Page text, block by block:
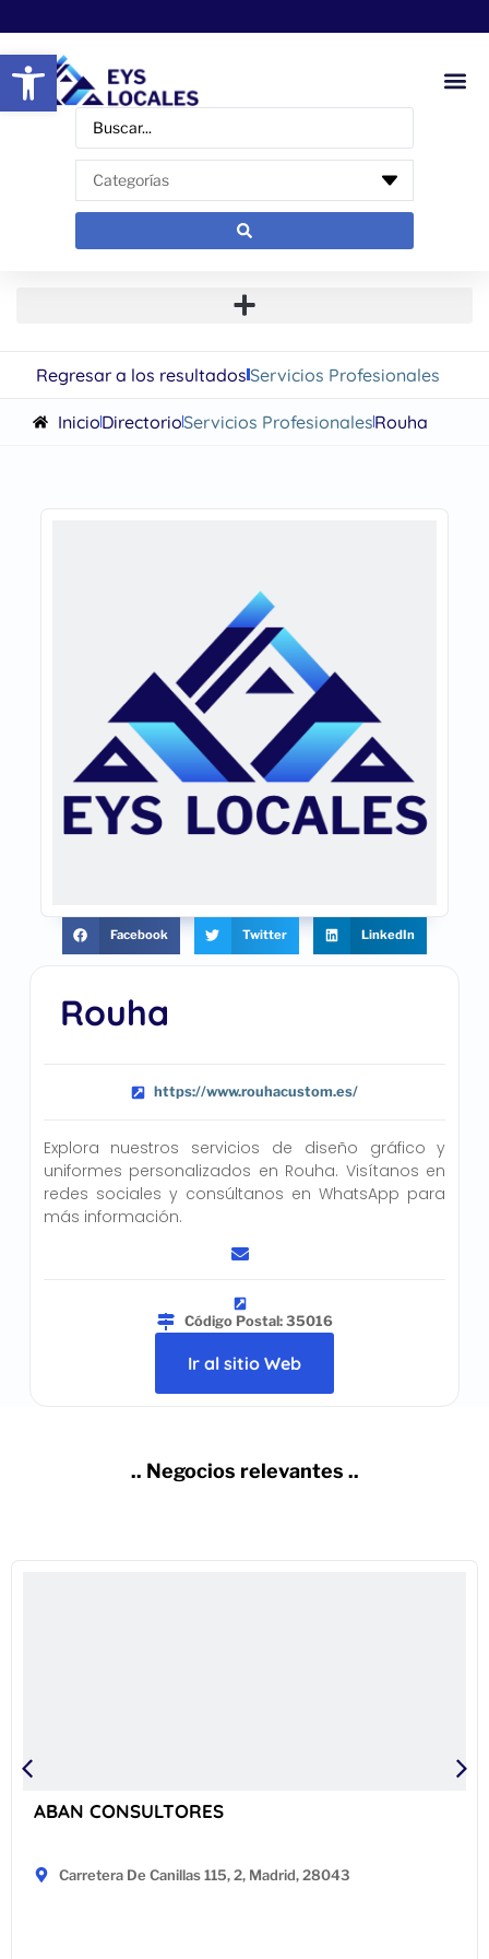
Abrir barra de herramientas
Regresar a los resultadosServicios Profesionales
InicioDirectorioServicios ProfesionalesRouha
Rouha
https://www.rouhacustom.es/
Explora nuestros servicios de diseño gráfico y
uniformes personalizados en Rouha. Visítanos en
redes sociales y consúltanos en WhatsApp para
más información.
Código Postal: 35016
Ir al sitio Web
Facebook Twitter LinkedIn
.. Negocios relevantes ..
ABAN CONSULTORES
Carretera De Canillas 115, 2, Madrid, 28043